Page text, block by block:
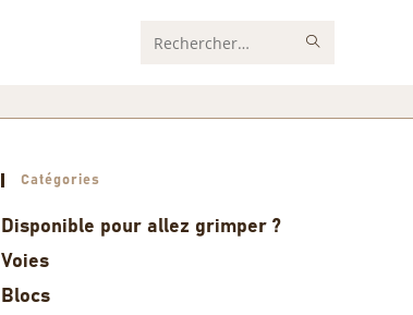
Rechercher
Catégories
Disponible pour allez grimper ?
Voies
Blocs